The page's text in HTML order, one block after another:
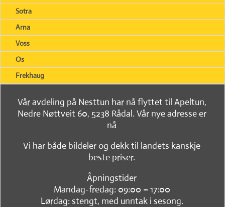
Sotra
Arna
Voss
Os
Frekhaug
Vår avdeling på Nesttun har nå flyttet til Apeltun,
Nedre Nøttveit 60, 5238 Rådal. Vår nye adresse er
nå
Vi har både bildeler og dekk til landets kanskje
beste priser.
Åpningstider
Mandag-fredag: 09:00 – 17:00
Lørdag: stengt, med unntak i sesong.